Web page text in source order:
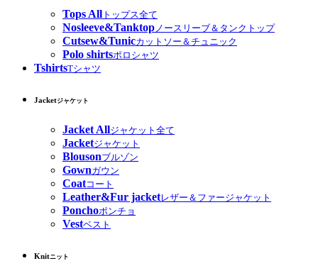
Tops All トップス全て
Nosleeve&Tanktop ノースリーブ＆タンクトップ
Cutsew&Tunicカットソー＆チュニック
Polo shirtsポロシャツ
TshirtsTシャツ
Jacketジャケット
Jacket Allジャケット全て
Jacketジャケット
Blousonブルゾン
Gownガウン
Coatコート
Leather&Fur jacketレザー＆ファージャケット
Ponchoポンチョ
Vestベスト
Knitニット